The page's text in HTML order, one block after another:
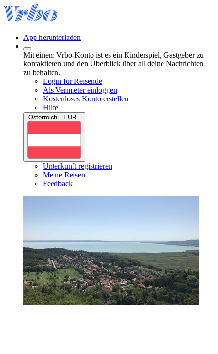
App herunterladen
Mit einem Vrbo-Konto ist es ein Kinderspiel, Gastgeber zu
kontaktieren und den Überblick über all deine Nachrichten
zu behalten.
Login für Reisende
Als Vermieter einloggen
Kostenloses Konto erstellen
Hilfe
Unterkunft registrieren
Meine Reisen
Feedback